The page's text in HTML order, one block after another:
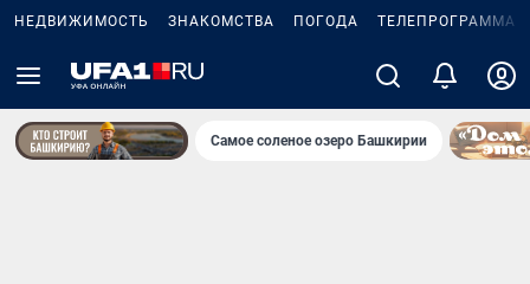
НЕДВИЖИМОСТЬ ЗНАКОМСТВА ПОГОДА ТЕЛЕПРОГРАММА
Самое соленое озеро Башкирии